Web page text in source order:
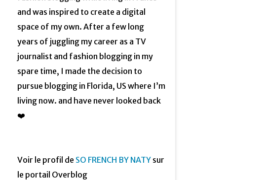
and was inspired to create a digital
space of my own. After a few long
years of juggling my career as a TV
journalist and fashion blogging in my
spare time, I made the decision to
pursue blogging in Florida, US where I’m
living now. and have never looked back
❤️
Voir le profil de SO FRENCH BY NATY sur
le portail Overblog